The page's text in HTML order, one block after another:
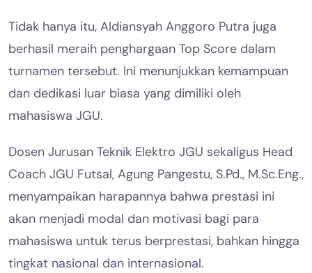
Tidak hanya itu, Aldiansyah Anggoro Putra juga
berhasil meraih penghargaan Top Score dalam
turnamen tersebut. Ini menunjukkan kemampuan
dan dedikasi luar biasa yang dimiliki oleh
mahasiswa JGU.
Dosen Jurusan Teknik Elektro JGU sekaligus Head
Coach JGU Futsal, Agung Pangestu, S.Pd., M.Sc.Eng.,
menyampaikan harapannya bahwa prestasi ini
akan menjadi modal dan motivasi bagi para
mahasiswa untuk terus berprestasi, bahkan hingga
tingkat nasional dan internasional.